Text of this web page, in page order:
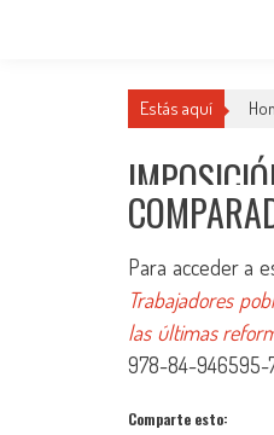
Estás aquí
Para acceder a
Trabajadores
las últimas
978-84-946595-
Comparte esto: